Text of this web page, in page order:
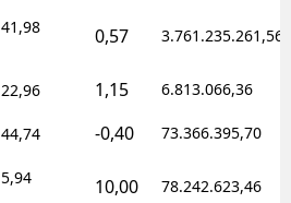
41,98 0,57 3.761.235.261,56
22,96 1,15 6.813.066,36
44,74 -0,40 73.366.395,70
5,94 10,00 78.242.623,46